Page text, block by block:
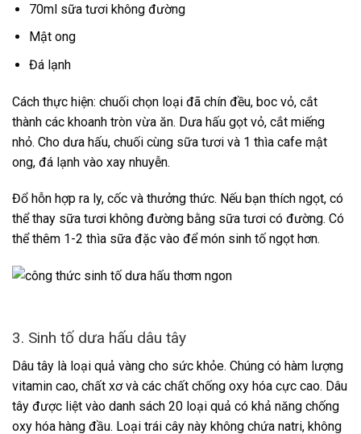
70ml sữa tươi không đường
Mật ong
Đá lạnh
Cách thực hiện: chuối chọn loại đã chín đều, boc vỏ, cắt
thành các khoanh tròn vừa ăn. Dưa hấu gọt vỏ, cắt miếng
nhỏ. Cho dưa hấu, chuối cùng sữa tươi và 1 thìa cafe mật
ong, đá lạnh vào xay nhuyễn.
Đổ hỗn hợp ra ly, cốc và thưởng thức. Nếu bạn thích ngọt, có
thể thay sữa tươi không đường bằng sữa tươi có đường. Có
thể thêm 1-2 thìa sữa đặc vào để món sinh tố ngọt hơn.
3. Sinh tố dưa hấu dâu tây
Dâu tây là loại quả vàng cho sức khỏe. Chúng có hàm lượng
vitamin cao, chất xơ và các chất chống oxy hóa cực cao. Dâu
tây được liệt vào danh sách 20 loại quả có khả năng chống
oxy hóa hàng đầu. Loại trái cây này không chứa natri, không